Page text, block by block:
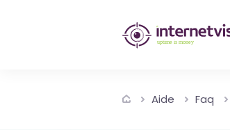
-
surveillance
Aide Faq